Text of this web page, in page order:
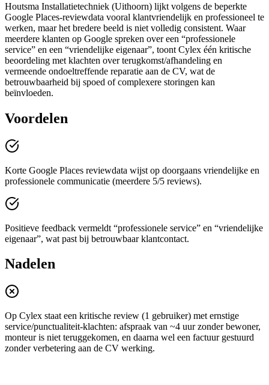
Houtsma Installatietechniek (Uithoorn) lijkt volgens de beperkte
Google Places-reviewdata vooral klantvriendelijk en professioneel te
werken, maar het bredere beeld is niet volledig consistent. Waar
meerdere klanten op Google spreken over een “professionele
service” en een “vriendelijke eigenaar”, toont Cylex één kritische
beoordeling met klachten over terugkomst/afhandeling en
vermeende ondoeltreffende reparatie aan de CV, wat de
betrouwbaarheid bij spoed of complexere storingen kan
beïnvloeden.
Voordelen
Korte Google Places reviewdata wijst op doorgaans vriendelijke en
professionele communicatie (meerdere 5/5 reviews).
Positieve feedback vermeldt “professionele service” en “vriendelijke
eigenaar”, wat past bij betrouwbaar klantcontact.
Nadelen
Op Cylex staat een kritische review (1 gebruiker) met ernstige
service/punctualiteit-klachten: afspraak van ~4 uur zonder bewoner,
monteur is niet teruggekomen, en daarna wel een factuur gestuurd
zonder verbetering aan de CV werking.